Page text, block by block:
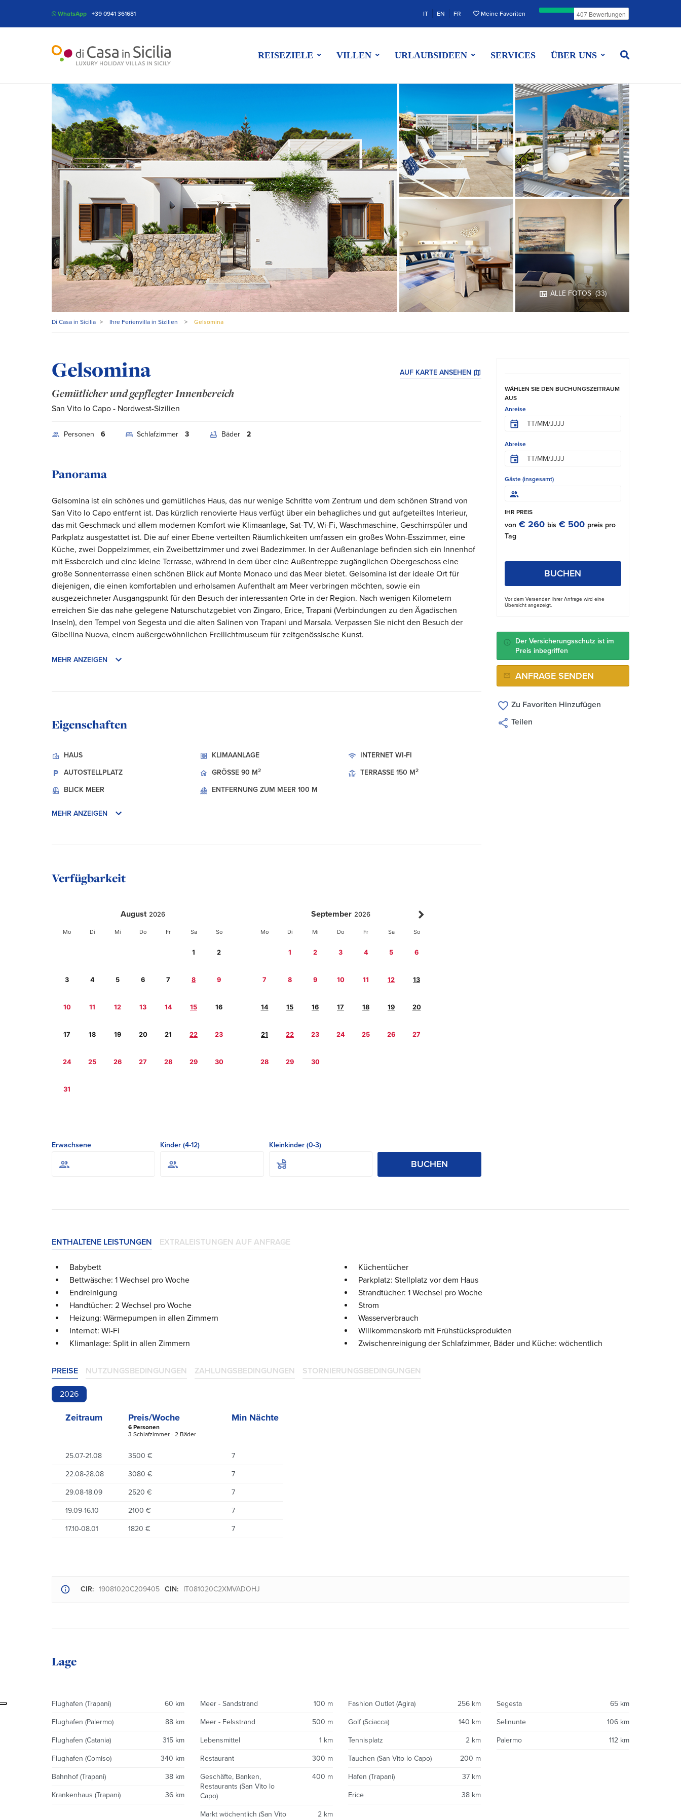
WhatsApp +39 0941 361681 IT EN FR Meine Favoriten
REISEZIELE VILLEN URLAUBSIDEEN SERVICES ÜBER UNS
ALLE FOTOS (33)
Di Casa in Sicilia > Ihre Ferienvilla in Sizilien > Gelsomina
Gelsomina AUF KARTE ANSEHEN
Gemütlicher und gepflegter Innenbereich
San Vito lo Capo - Nordwest-Sizilien
Personen 6 Schlafzimmer 3 Bäder 2
Panorama
Gelsomina ist ein schönes und gemütliches Haus, das nur wenige Schritte vom Zentrum und dem schönen Strand von
San Vito lo Capo entfernt ist. Das kürzlich renovierte Haus verfügt über ein behagliches und gut aufgeteiltes Interieur,
das mit Geschmack und allem modernen Komfort wie Klimaanlage, Sat-TV, Wi-Fi, Waschmaschine, Geschirrspüler und
Parkplatz ausgestattet ist. Die auf einer Ebene verteilten Räumlichkeiten umfassen ein großes Wohn-Esszimmer, eine
Küche, zwei Doppelzimmer, ein Zweibettzimmer und zwei Badezimmer. In der Außenanlage befinden sich ein Innenhof
mit Essbereich und eine kleine Terrasse, während in dem über eine Außentreppe zugänglichen Obergeschoss eine
große Sonnenterrasse einen schönen Blick auf Monte Monaco und das Meer bietet. Gelsomina ist der ideale Ort für
diejenigen, die einen komfortablen und erholsamen Aufenthalt am Meer verbringen möchten, sowie ein
ausgezeichneter Ausgangspunkt für den Besuch der interessanten Orte in der Region. Nach wenigen Kilometern
erreichen Sie das nahe gelegene Naturschutzgebiet von Zingaro, Erice, Trapani (Verbindungen zu den Ägadischen
Inseln), den Tempel von Segesta und die alten Salinen von Trapani und Marsala. Verpassen Sie nicht den Besuch der
Gibellina Nuova, einem außergewöhnlichen Freilichtmuseum für zeitgenössische Kunst.
MEHR ANZEIGEN
Eigenschaften
HAUS KLIMAANLAGE INTERNET WI-FI
AUTOSTELLPLATZ
GRÖSSE 90 M2 TERRASSE 150 M2
BLICK MEER ENTFERNUNG ZUM MEER 100 M
MEHR ANZEIGEN
Verfügbarkeit
August 2026
Mo Di Mi Do Fr Sa So
1 2
3 4 5 6 7 8 9
10 11 12 13 14 15 16
17 18 19 20 21 22 23
24 25 26 27 28 29 30
31
September 2026
Mo Di Mi Do Fr Sa So
1 2 3 4 5 6
7 8 9 10 11 12 13
14 15 16 17 18 19 20
21 22 23 24 25 26 27
28 29 30
Erwachsene Kinder (4-12) Kleinkinder (0-3)
BUCHEN
WÄHLEN SIE DEN BUCHUNGSZEITRAUM
AUS
Anreise
Abreise
Gäste (insgesamt)
IHR PREIS
von € 260 bis € 500 preis pro
Tag
BUCHEN
Vor dem Versenden Ihrer Anfrage wird eine
Übersicht angezeigt.
Der Versicherungsschutz ist im
Preis inbegriffen
ANFRAGE SENDEN
Zu Favoriten Hinzufügen
Teilen
ENTHALTENE LEISTUNGEN EXTRALEISTUNGEN AUF ANFRAGE
Babybett
Bettwäsche: 1 Wechsel pro Woche
Endreinigung
Handtücher: 2 Wechsel pro Woche
Heizung: Wärmepumpen in allen Zimmern
Internet: Wi-Fi
Klimanlage: Split in allen Zimmern
Küchentücher
Parkplatz: Stellplatz vor dem Haus
Strandtücher: 1 Wechsel pro Woche
Strom
Wasserverbrauch
Willkommenskorb mit Frühstücksprodukten
Zwischenreinigung der Schlafzimmer, Bäder und Küche: wöchentlich
PREISE NUTZUNGSBEDINGUNGEN ZAHLUNGSBEDINGUNGEN STORNIERUNGSBEDINGUNGEN
2026
Zeitraum Preis/Woche
6 Personen
3 Schlafzimmer - 2 Bäder
Min Nächte
25.07-21.08 3500 € 7
22.08-28.08 3080 € 7
29.08-18.09 2520 € 7
19.09-16.10 2100 € 7
17.10-08.01 1820 € 7
CIR: 19081020C209405 CIN: IT081020C2XMVADOHJ
Lage
Flughafen (Trapani) 60 km
Flughafen (Palermo) 88 km
Flughafen (Catania) 315 km
Flughafen (Comiso) 340 km
Bahnhof (Trapani) 38 km
Krankenhaus (Trapani) 36 km
Meer - Sandstrand 100 m
Meer - Felsstrand 500 m
Lebensmittel 1 km
Restaurant 300 m
Geschäfte, Banken,
Restaurants (San Vito lo
Capo)
400 m
Markt wöchentlich (San Vito 2 km
Fashion Outlet (Agira) 256 km
Golf (Sciacca) 140 km
Tennisplatz 2 km
Tauchen (San Vito lo Capo) 200 m
Hafen (Trapani) 37 km
Erice 38 km
Segesta 65 km
Selinunte 106 km
Palermo 112 km